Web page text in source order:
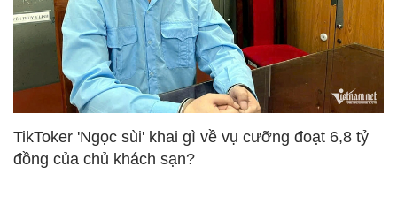
TikToker 'Ngọc sùi' khai gì về vụ cưỡng đoạt 6,8 tỷ
đồng của chủ khách sạn?